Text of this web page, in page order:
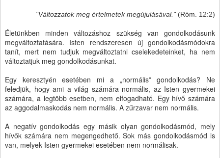
"Változzatok meg értelmetek megújulásával."(Róm. 12:2)
Életünkben minden változáshoz szükség van gondolkodásunk
megváltoztatására. Isten rendszeresen új gondolkodásmódokra
tanít, mert nem tudjuk megváltoztatni cselekedeteinket, ha nem
változtatjuk meg gondolkodásunkat.
Egy keresztyén esetében mi a „normális” gondolkodás? Ne
feledjük, hogy ami a világ számára normális, az Isten gyermekei
számára, a legtöbb esetben, nem elfogadható. Egy hívő számára
az aggodalmaskodás nem normális. A zűrzavar nem normális.
A negatív gondolkodás egy másik olyan gondolkodásmód, mely
hívők számára nem megengedhető. Sok más gondolkodásmód is
van, melyek Isten gyermekei esetében nem normálisak.